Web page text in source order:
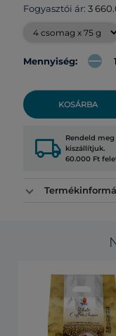
Fogyasztói ár: 3
Mennyiség:
KOSÁRBA
local_shipping Rendeld meg
kiszállítjuk.
60.000 Ft